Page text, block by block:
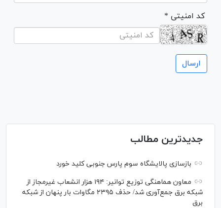
* کد امنیتی
جدیدترین مطالب
بازسازی پالایشگاه سوم پارس جنوبی کلید خورد
معاون هماهنگی توزیع توانیر: ۱۹۴ هزار انشعاب غیرمجاز از
شبکه برق جمع‌آوری شد/ حذف ۲۳۹۵ مگاوات بار پنهان از شبکه
برق